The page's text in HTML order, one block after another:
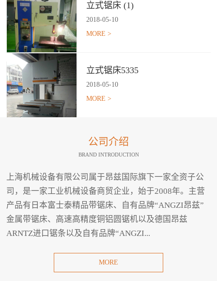
立式锯床 (1)
2018-05-10
MORE >
立式锯床5335
2018-05-10
MORE >
公司介绍
BRAND INTRODUCTION
上海机械设备有限公司属于昂兹国际旗下一家全资子公
司，是一家工业机械设备商贸企业，始于2008年。主营
产品有日本富士泰精品带锯床、自有品牌“ANGZI昂兹”
金属带锯床、高速高精度铜铝圆锯机以及德国昂兹
ARNTZ进口锯条以及自有品牌“ANGZI...
MORE